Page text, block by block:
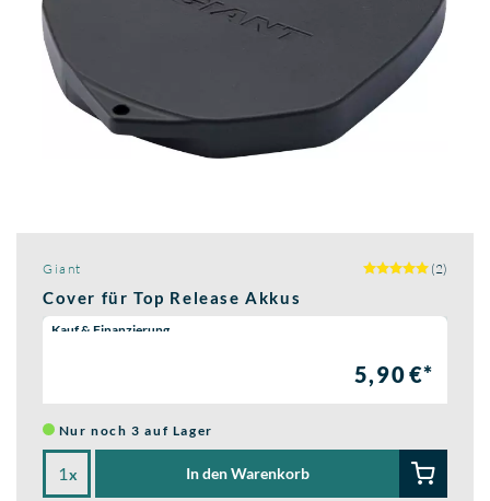
Giant (2)
Cover für Top Release Akkus
Wähle eine Preisoption:
Kauf & Finanzierung
5,90 €*
Nur noch 3 auf Lager
x In den Warenkorb